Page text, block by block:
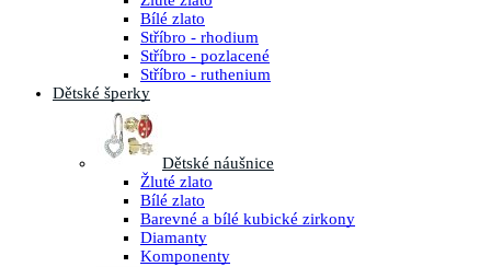
Bílé zlato
Stříbro - rhodium
Stříbro - pozlacené
Stříbro - ruthenium
Dětské šperky
Dětské náušnice
Žluté zlato
Bílé zlato
Barevné a bílé kubické zirkony
Diamanty
Komponenty